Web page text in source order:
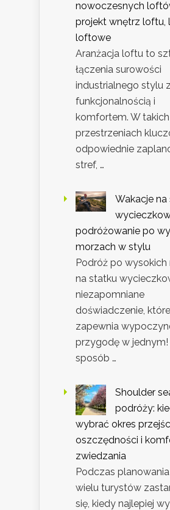
nowoczesnych
projekt wnętrz loftu,
loftowe
Aranżacja loftu to
łączenia surowości
industrialnego stylu z
funkcjonalnością i
komfortem. W takich
przestrzeniach
odpowiednie
stref, …
Wakacje
podróżowanie po
morzach w stylu
Podróż po wysokich
na statku
niezapomniane
doświadczenie, które
zapewnia
przygodę w jednym!
sposób …
Shoulder
podróży:
wybrać okres
oszczędności i
zwiedzania
Podczas
wielu turystów
się, kiedy najlepiej